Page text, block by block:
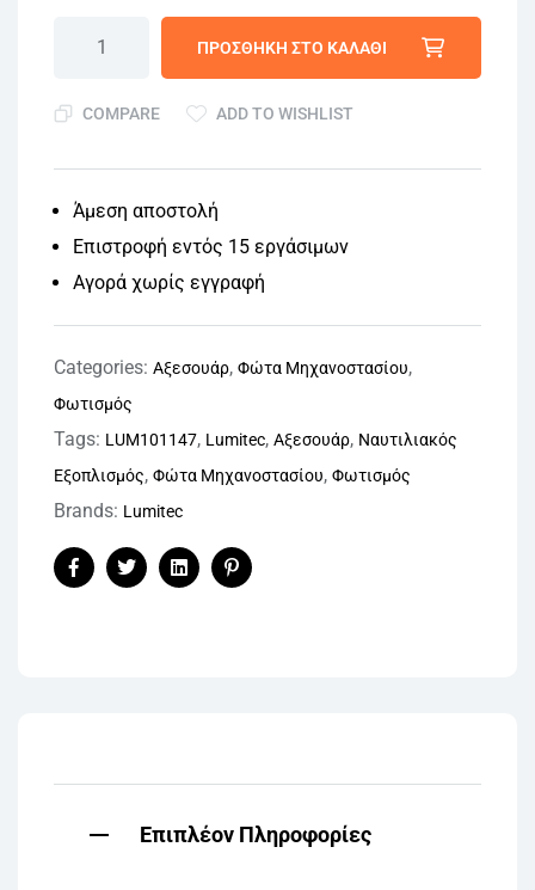
ΠΡΟΣΘΉΚΗ ΣΤΟ ΚΑΛΆΘΙ
COMPARE ADD TO WISHLIST
Άμεση αποστολή
Επιστροφή εντός 15 εργάσιμων
Αγορά χωρίς εγγραφή
Categories: Αξεσουάρ, Φώτα Μηχανοστασίου,
Φωτισμός
Tags: LUM101147, Lumitec, Αξεσουάρ, Ναυτιλιακός
Εξοπλισμός, Φώτα Μηχανοστασίου, Φωτισμός
Brands: Lumitec
FacebookTwitterLinkedinPinterest
Επιπλέον Πληροφορίες